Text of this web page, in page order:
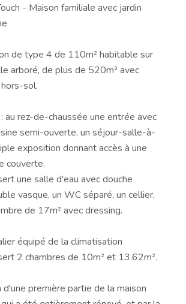
- Maison familiale avec jardin
de type 4 de 110m² habitable sur
arboré, de plus de 520m² avec
sol.
au rez-de-chaussée une entrée avec
semi-ouverte, un séjour-salle-à-
exposition donnant accès à une
couverte.
une salle d'eau avec douche
vasque, un WC séparé, un cellier,
de 17m² avec dressing.
équipé de la climatisation
2 chambres de 10m² et 13.62m².
d'une première partie de la maison